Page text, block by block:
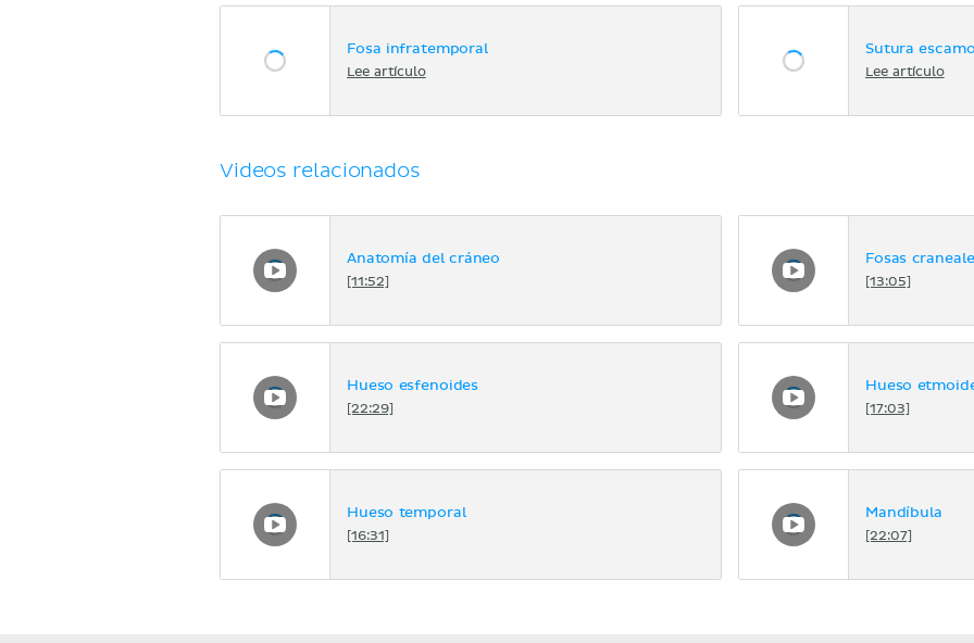
Fosa infratemporal
Lee artículo
Sutura
Lee artículo
Videos relacionados
Anatomía del cráneo
[11:52]
Fosas
[13:05]
Hueso esfenoides
[22:29]
Hueso
[17:03]
Hueso temporal
[16:31]
Mandíbula
[22:07]